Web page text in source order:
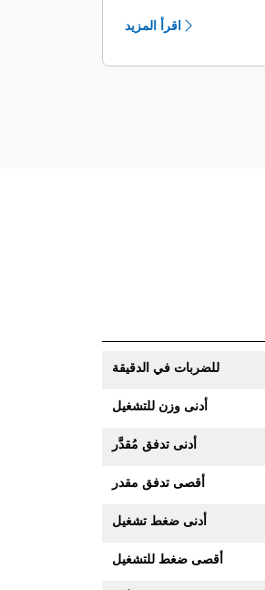
تم اختبار مطارق Cat GC بالكامل وتم
الملائمة
أداء وتوافُق في
اقرأ المزيد
للضربات في الدقيقة
أدنى وزن للتشغيل
أدنى تدفق مُقدَّر
أقصى تدفق مقدر
أدنى ضغط تشغيل
أقصى ضغط للتشغيل